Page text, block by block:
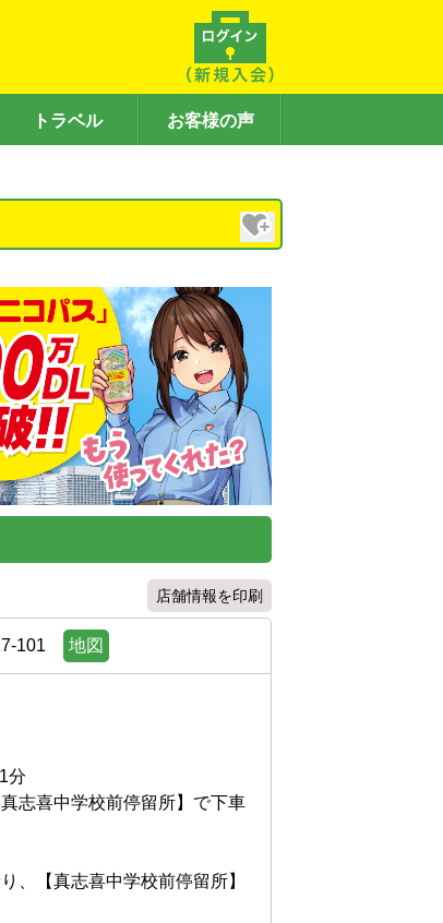
トラベル お客様の声
店舗情報を印刷
101 地図
分
志喜中学校前停留所】で下車
、【真志喜中学校前停留所】